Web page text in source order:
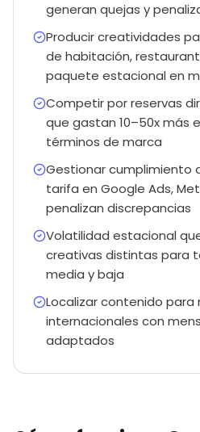
generan quejas y
Producir creatividades
de habitación,
paquete estacional en
Competir por reservas
que gastan 10–50x más
términos de marca
Gestionar cumplimiento
tarifa en Google Ads,
penalizan discrepancias
Volatilidad estacional
creativas distintas para
media y baja
Localizar contenido
internacionales con
adaptados